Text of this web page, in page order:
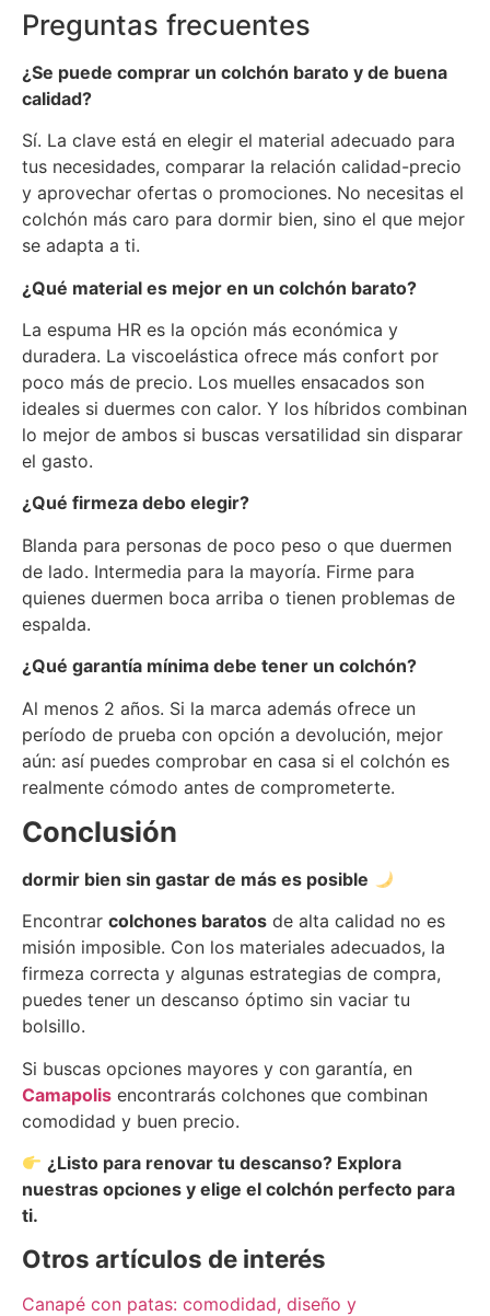
Preguntas frecuentes
¿Se puede comprar un colchón barato y de buena
calidad?
Sí. La clave está en elegir el material adecuado para
tus necesidades, comparar la relación calidad-precio
y aprovechar ofertas o promociones. No necesitas el
colchón más caro para dormir bien, sino el que mejor
se adapta a ti.
¿Qué material es mejor en un colchón barato?
La espuma HR es la opción más económica y
duradera. La viscoelástica ofrece más confort por
poco más de precio. Los muelles ensacados son
ideales si duermes con calor. Y los híbridos combinan
lo mejor de ambos si buscas versatilidad sin disparar
el gasto.
¿Qué firmeza debo elegir?
Blanda para personas de poco peso o que duermen
de lado. Intermedia para la mayoría. Firme para
quienes duermen boca arriba o tienen problemas de
espalda.
¿Qué garantía mínima debe tener un colchón?
Al menos 2 años. Si la marca además ofrece un
período de prueba con opción a devolución, mejor
aún: así puedes comprobar en casa si el colchón es
realmente cómodo antes de comprometerte.
Conclusión
dormir bien sin gastar de más es posible
Encontrar colchones baratos de alta calidad no es
misión imposible. Con los materiales adecuados, la
firmeza correcta y algunas estrategias de compra,
puedes tener un descanso óptimo sin vaciar tu
bolsillo.
Si buscas opciones mayores y con garantía, en
Camapolis encontrarás colchones que combinan
comodidad y buen precio.
¿Listo para renovar tu descanso? Explora
nuestras opciones y elige el colchón perfecto para
ti.
Otros artículos de interés
Canapé con patas: comodidad, diseño y